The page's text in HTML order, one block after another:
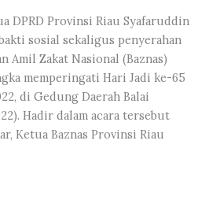
DPRD Provinsi Riau Syafaruddin
sosial sekaligus penyerahan
Amil Zakat Nasional (Baznas)
memperingati Hari Jadi ke-65
di Gedung Daerah Balai
Hadir dalam acara tersebut
Ketua Baznas Provinsi Riau